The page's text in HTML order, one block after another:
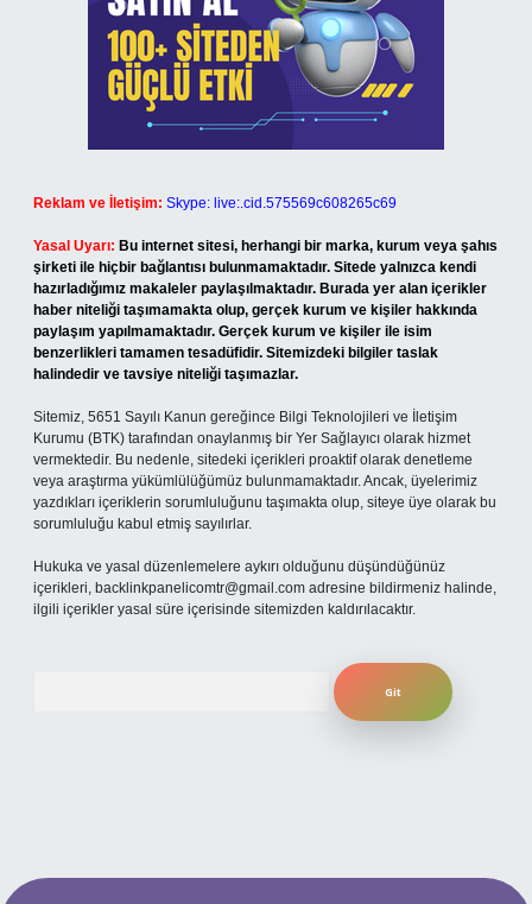
Reklam ve İletişim: Skype: live:.cid.575569c608265c69
Yasal Uyarı: Bu internet sitesi, herhangi bir marka, kurum veya şahıs
şirketi ile hiçbir bağlantısı bulunmamaktadır. Sitede yalnızca kendi
hazırladığımız makaleler paylaşılmaktadır. Burada yer alan içerikler
haber niteliği taşımamakta olup, gerçek kurum ve kişiler hakkında
paylaşım yapılmamaktadır. Gerçek kurum ve kişiler ile isim
benzerlikleri tamamen tesadüfidir. Sitemizdeki bilgiler taslak
halindedir ve tavsiye niteliği taşımazlar.
Sitemiz, 5651 Sayılı Kanun gereğince Bilgi Teknolojileri ve İletişim
Kurumu (BTK) tarafından onaylanmış bir Yer Sağlayıcı olarak hizmet
vermektedir. Bu nedenle, sitedeki içerikleri proaktif olarak denetleme
veya araştırma yükümlülüğümüz bulunmamaktadır. Ancak, üyelerimiz
yazdıkları içeriklerin sorumluluğunu taşımakta olup, siteye üye olarak bu
sorumluluğu kabul etmiş sayılırlar.
Hukuka ve yasal düzenlemelere aykırı olduğunu düşündüğünüz
içerikleri, backlinkpanelicomtr@gmail.com adresine bildirmeniz halinde,
ilgili içerikler yasal süre içerisinde sitemizden kaldırılacaktır.
giriş